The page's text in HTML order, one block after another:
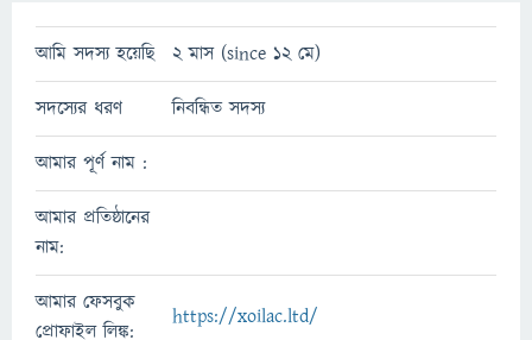
আমি সদস্য হয়েছি 2 মাস (since 12 মে)
সদস্যের ধরণ নিবন্ধিত সদস্য
আমার পূর্ণ নাম :
আমার প্রতিষ্ঠানের
নাম:
আমার ফেসবুক
প্রোফাইল লিঙ্ক:
https://xoilac.ltd/